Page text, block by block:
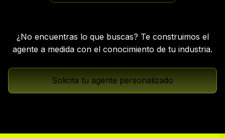
¿No encuentras lo que buscas? Te construimos el
agente a medida con el conocimiento de tu industria.
Solicita tu agente personalizado